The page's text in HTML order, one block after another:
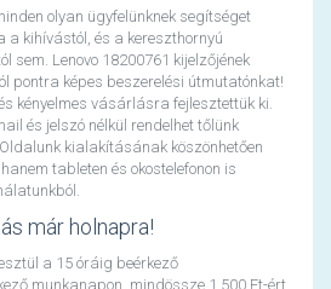
olyan ügyfelünknek segítséget
a kihívástól, és a kereszthornyú
sem. Lenovo 18200761 kijelzőjének
pontra képes beszerelési útmutatónkat!
kényelmes vásárlásra fejlesztettük ki.
és jelszó nélkül rendelhet tőlünk
kialakításának köszönhetően
tableten és okostelefonon is
már holnapra!
a 15 óráig beérkező
munkanapon, mindössze 1.500 Ft-ért